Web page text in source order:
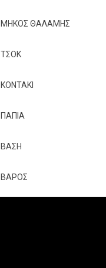
ΜΗΚΟΣ ΘΑΛΑΜΗΣ
ΤΣΟΚ
ΚΟNΤΑΚΙ
ΠΑΠΙΑ
ΒΑΣΗ
ΒΑΡΟΣ